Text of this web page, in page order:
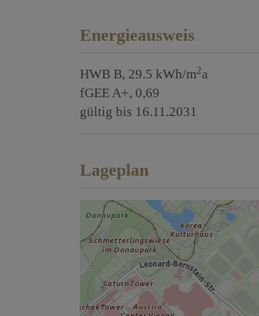
Energieausweis
HWB B, 29.5 kWh/m2a
fGEEA+, 0,69
gültig bis 16.11.2031
Lageplan